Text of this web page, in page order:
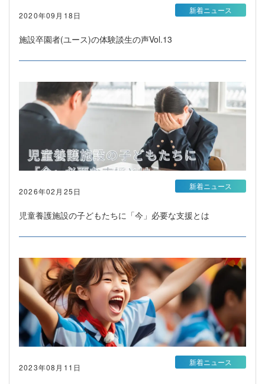
2020年09月18日
施設卒園者(ユース)の体験談生の声Vol.13
新着ニュース
2026年02月25日
児童養護施設の子どもたちに「今」必要な支援とは
新着ニュース
2023年08月11日
新着ニュース